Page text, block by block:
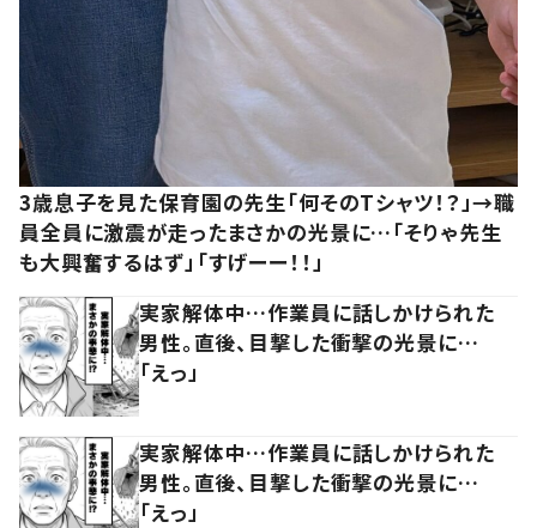
3歳息子を見た保育園の先生「何そのTシャツ！？」→職
員全員に激震が走ったまさかの光景に…「そりゃ先生
も大興奮するはず」「すげーー！！」
実家解体中…作業員に話しかけられた
男性。直後、目撃した衝撃の光景に…
「えっ」
実家解体中…作業員に話しかけられた
男性。直後、目撃した衝撃の光景に…
「えっ」